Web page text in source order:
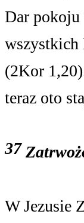
Dar
wszystkich
(2Kor
teraz oto
37
W Jezusie